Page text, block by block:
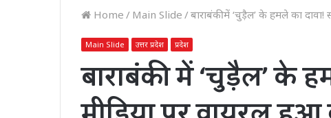
Home / Main Slide /बाराबंकी में ‘चुड़ैल’ के हमले का
Main Slide उत्तर प्रदेश प्रदेश
बाराबंकी में ‘चुड़ैल’ के